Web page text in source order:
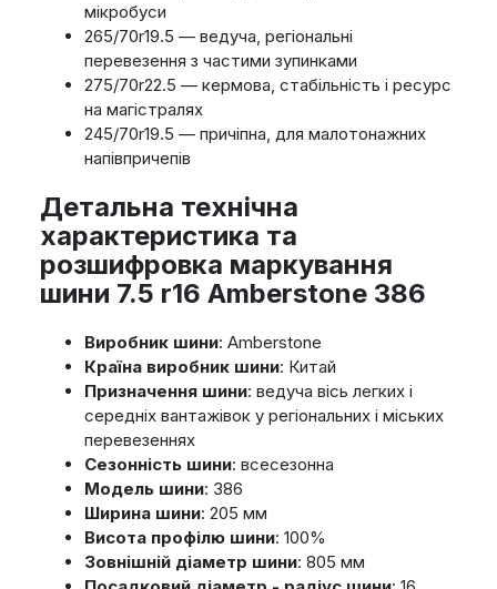
мікробуси
265/70r19.5 — ведуча, регіональні
перевезення з частими зупинками
275/70r22.5 — кермова, стабільність і ресурс
на магістралях
245/70r19.5 — причіпна, для малотонажних
напівпричепів
Детальна технічна
характеристика та
розшифровка маркування
шини 7.5 r16 Amberstone 386
Виробник шини: Amberstone
Країна виробник шини: Китай
Призначення шини: ведуча вісь легких і
середніх вантажівок у регіональних і міських
перевезеннях
Сезонність шини: всесезонна
Модель шини: 386
Ширина шини: 205 мм
Висота профілю шини: 100%
Зовнішній діаметр шини: 805 мм